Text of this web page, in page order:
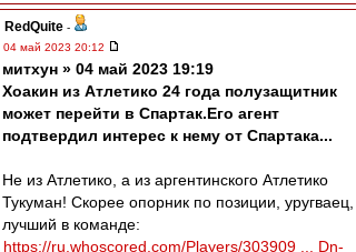
RedQuite -
04 май 2023 20:12
митхун » 04 май 2023 19:19
Хоакин из Атлетико 24 года полузащитник
может перейти в Спартак.Его агент
подтвердил интерес к нему от Спартака...
Не из Атлетико, а из аргентинского Атлетико
Тукуман! Скорее опорник по позиции, уругваец,
лучший в команде:
https://ru.whoscored.com/Players/303909 ... Dn-